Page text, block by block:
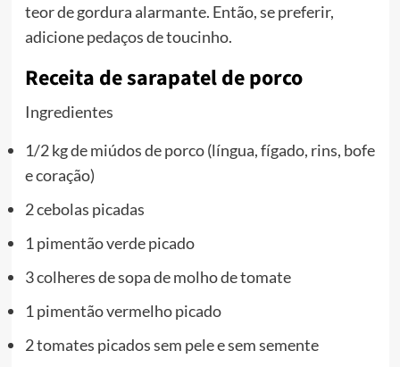
teor de gordura alarmante. Então, se preferir,
adicione pedaços de toucinho.
Receita de sarapatel de porco
Ingredientes
1/2 kg de miúdos de porco (língua, fígado, rins, bofe
e coração)
2 cebolas picadas
1 pimentão verde picado
3 colheres de sopa de molho de tomate
1 pimentão vermelho picado
2 tomates picados sem pele e sem semente